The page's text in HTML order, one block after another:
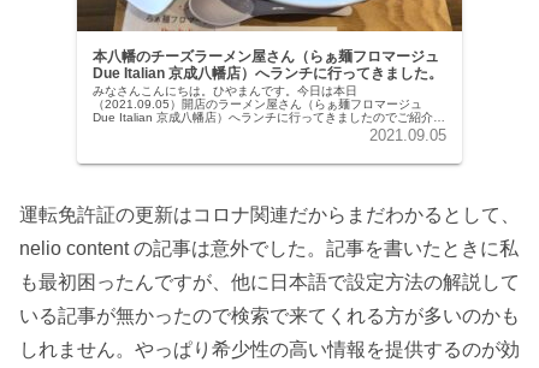
本八幡のチーズラーメン屋さん（らぁ麺フロマージュ
Due Italian 京成八幡店）へランチに行ってきました。
みなさんこんにちは。ひやまんです。今日は本日
（2021.09.05）開店のラーメン屋さん（らぁ麺フロマージュ
Due Italian 京成八幡店）へランチに行ってきましたのでご紹介し
ます。3年連続「ミシュランガイド東京」に掲載されているお
2021.09.05
運転免許証の更新はコロナ関連だからまだわかるとして、
nelio content の記事は意外でした。記事を書いたときに私
も最初困ったんですが、他に日本語で設定方法の解説して
いる記事が無かったので検索で来てくれる方が多いのかも
しれません。やっぱり希少性の高い情報を提供するのが効